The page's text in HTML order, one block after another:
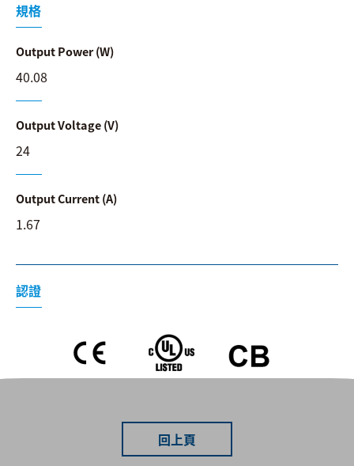
規格
Output Power (W)
40.08
Output Voltage (V)
24
Output Current (A)
1.67
認證
回上頁